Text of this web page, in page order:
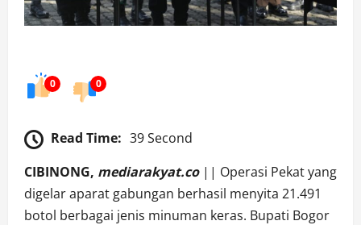
0 0
Read Time: 39 Second
CIBINONG, mediarakyat.co|| Operasi Pekat yang
digelar aparat gabungan berhasil menyita 21.491
botol berbagai jenis minuman keras. Bupati Bogor